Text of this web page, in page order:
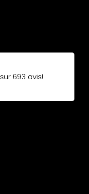
sur693 avis!